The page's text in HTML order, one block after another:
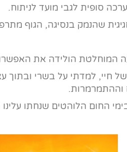
סופית לגבי מועד לניתוח.
המוחלטת הולידה את
חיי, למדתי על בשרי
וההתמרמרות.
החום הלוהטים שנחתו